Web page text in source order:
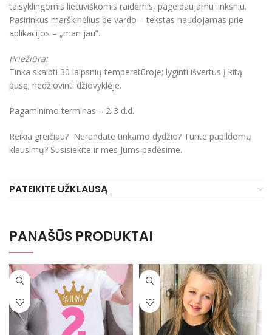
taisyklingomis lietuviškomis raidėmis, pageidaujamu linksniu.
Pasirinkus marškinėlius be vardo – tekstas naudojamas prie
aplikacijos – „man jau”.
Priežiūra:
Tinka skalbti 30 laipsnių temperatūroje; lyginti išvertus į kitą
pusę; nedžiovinti džiovyklėje.
Pagaminimo terminas – 2-3 d.d.
Reikia greičiau? Nerandate tinkamo dydžio? Turite papildomų
klausimų? Susisiekite ir mes Jums padėsime.
PATEIKITE UŽKLAUSĄ
PANAŠŪS PRODUKTAI